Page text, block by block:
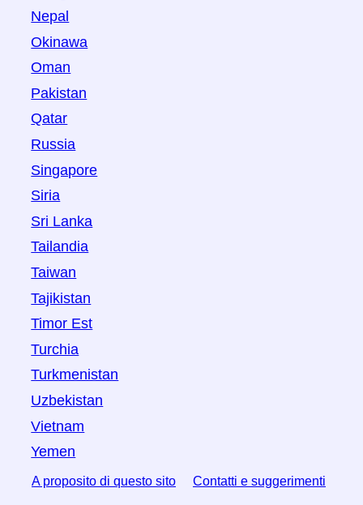
Nepal
Okinawa
Oman
Pakistan
Qatar
Russia
Singapore
Siria
Sri Lanka
Tailandia
Taiwan
Tajikistan
Timor Est
Turchia
Turkmenistan
Uzbekistan
Vietnam
Yemen
A proposito di questo sito Contatti e suggerimenti